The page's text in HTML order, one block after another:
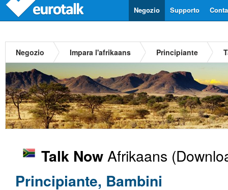
Supporto
Negozio
Negozio Impara l'afrikaans Principiante
Talk Now Afrikaans
Principiante, Bambini